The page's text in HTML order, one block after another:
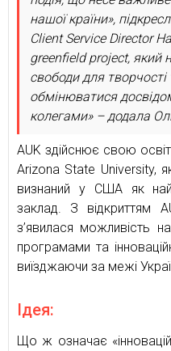
нашої країни»,
Client Service Director
greenfield project, який
свободи для
обмінюватися
колегами» – додала
AUK здійснює свою
Arizona State University,
визнаний у США як
заклад. З відкриттям
з’явилася можливість
програмами та
виїзджаючи за межі
Ідея:
Що ж означає